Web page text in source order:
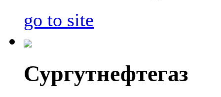
go to site
Сургутнефтегаз